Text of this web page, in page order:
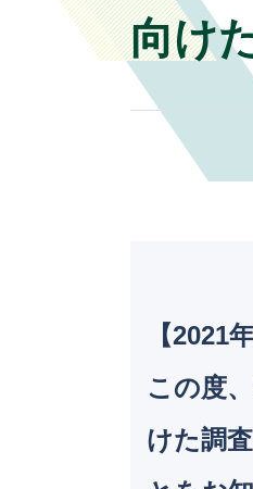
向け
【2021
この度
けた調